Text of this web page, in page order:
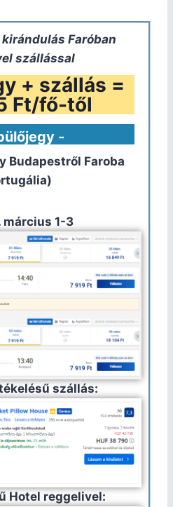
Faróban
szállással
+ szállás =
Ft/fő-től
-
Budapestről Faroba
március 1-3
szállás:
Hotel reggelivel: